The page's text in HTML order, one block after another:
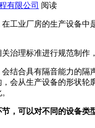
有限公司 阅读
工业厂房的生产设备中
治理标准进行规范制作
结合具有隔音能力的
会从生产设备的形状
，可以对不同的设备